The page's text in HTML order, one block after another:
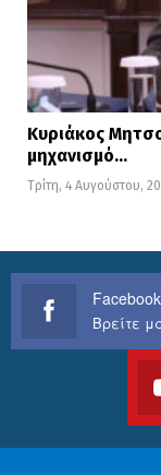
Κυριάκος
μηχανισμό…
Τρίτη, 4 Αυγούστου,
Facebook